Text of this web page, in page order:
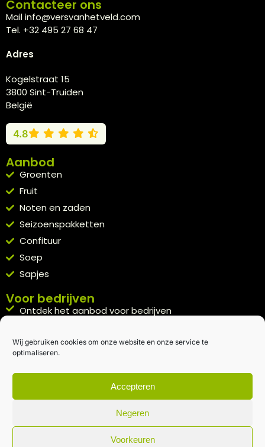
Wij gebruiken cookies om onze website en onze service te
optimaliseren.
Accepteren
Negeren
Voorkeuren
Contacteer ons
Mail info@versvanhetveld.com
Tel. +32 495 27 68 47
Adres
Kogelstraat 15
3800 Sint-Truiden
België
4.8
Aanbod
Groenten
Fruit
Noten en zaden
Seizoenspakketten
Confituur
Soep
Sapjes
Voor bedrijven
Ontdek het aanbod voor bedrijven
Kennismakingspakket aanvragen
Rechtstreeks van het veld naar je inbox.
Inschrijven nieuwsbrief